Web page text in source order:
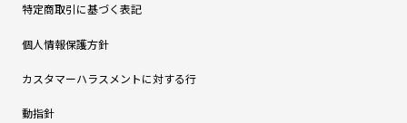
特定商取引に基づく表記
個人情報保護方針
カスタマーハラスメントに対する行
動指針